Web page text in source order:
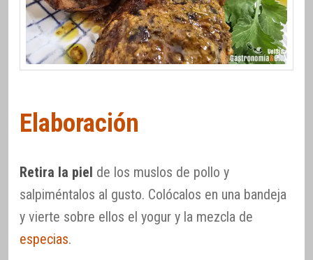
Elaboración
Retira la piel de los muslos de pollo y
salpiméntalos al gusto. Colócalos en una bandeja
y vierte sobre ellos el yogur y la mezcla de
especias.